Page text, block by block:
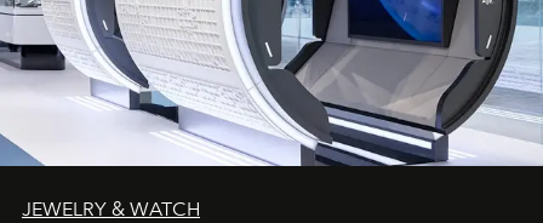
JEWELRY & WATCH